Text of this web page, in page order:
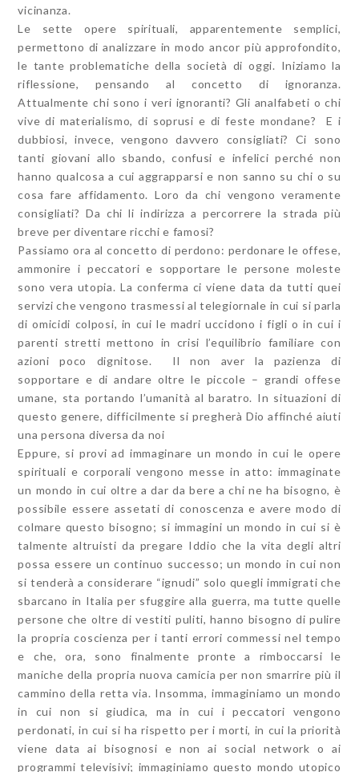
vicinanza.
Le sette opere spirituali, apparentemente semplici,
permettono di analizzare in modo ancor più approfondito,
le tante problematiche della società di oggi. Iniziamo la
riflessione, pensando al concetto di ignoranza.
Attualmente chi sono i veri ignoranti? Gli analfabeti o chi
vive di materialismo, di soprusi e di feste mondane? E i
dubbiosi, invece, vengono davvero consigliati? Ci sono
tanti giovani allo sbando, confusi e infelici perché non
hanno qualcosa a cui aggrapparsi e non sanno su chi o su
cosa fare affidamento. Loro da chi vengono veramente
consigliati? Da chi li indirizza a percorrere la strada più
breve per diventare ricchi e famosi?
Passiamo ora al concetto di perdono: perdonare le offese,
ammonire i peccatori e sopportare le persone moleste
sono vera utopia. La conferma ci viene data da tutti quei
servizi che vengono trasmessi al telegiornale in cui si parla
di omicidi colposi, in cui le madri uccidono i figli o in cui i
parenti stretti mettono in crisi l’equilibrio familiare con
azioni poco dignitose. Il non aver la pazienza di
sopportare e di andare oltre le piccole – grandi offese
umane, sta portando l’umanità al baratro. In situazioni di
questo genere, difficilmente si pregherà Dio affinché aiuti
una persona diversa da noi
Eppure, si provi ad immaginare un mondo in cui le opere
spirituali e corporali vengono messe in atto: immaginate
un mondo in cui oltre a dar da bere a chi ne ha bisogno, è
possibile essere assetati di conoscenza e avere modo di
colmare questo bisogno; si immagini un mondo in cui si è
talmente altruisti da pregare Iddio che la vita degli altri
possa essere un continuo successo; un mondo in cui non
si tenderà a considerare “ignudi” solo quegli immigrati che
sbarcano in Italia per sfuggire alla guerra, ma tutte quelle
persone che oltre di vestiti puliti, hanno bisogno di pulire
la propria coscienza per i tanti errori commessi nel tempo
e che, ora, sono finalmente pronte a rimboccarsi le
maniche della propria nuova camicia per non smarrire più il
cammino della retta via. Insomma, immaginiamo un mondo
in cui non si giudica, ma in cui i peccatori vengono
perdonati, in cui si ha rispetto per i morti, in cui la priorità
viene data ai bisognosi e non ai social network o ai
programmi televisivi; immaginiamo questo mondo utopico